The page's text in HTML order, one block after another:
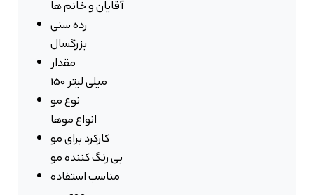
آقایان و خانم ها
رده سنی
بزرگسال
مقدار
150 میلی لیتر
نوع مو
انواع موها
کارکرد برای مو
بی رنگ کننده مو
مناسب استفاده